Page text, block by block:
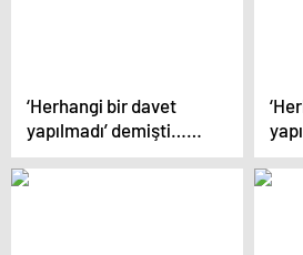
‘Herhangi bir davet
yapılmadı’ demişti…
Murat Kurum’dan canlı
yayında ‘U dönüşü’: